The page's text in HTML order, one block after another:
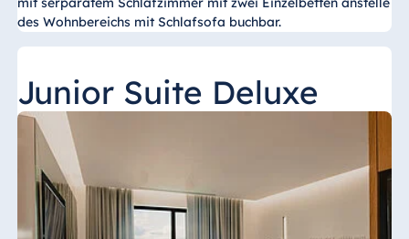
des Wohnbereichs mit Schlafsofa buchbar.
Junior Suite Deluxe